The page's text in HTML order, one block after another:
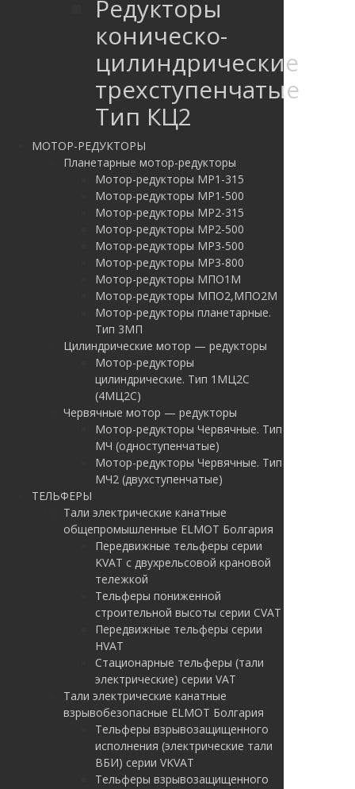
Редукторы
коническо-
цилиндрические
трехступенчатые
Тип КЦ2
МОТОР-РЕДУКТОРЫ
Планетарные мотор-редукторы
Мотор-редукторы МР1-315
Мотор-редукторы МР1-500
Мотор-редукторы МР2-315
Мотор-редукторы МР2-500
Мотор-редукторы МР3-500
Мотор-редукторы МР3-800
Мотор-редукторы МПО1М
Мотор-редукторы МПО2,МПО2М
Мотор-редукторы планетарные.
Тип 3МП
Цилиндрические мотор — редукторы
Мотор-редукторы
цилиндрические. Тип 1МЦ2С
(4МЦ2С)
Червячные мотор — редукторы
Мотор-редукторы Червячные. Тип
МЧ (одноступенчатые)
Мотор-редукторы Червячные. Тип
МЧ2 (двухступенчатые)
ТЕЛЬФЕРЫ
Тали электрические канатные
общепромышленные ELMOT Болгария
Передвижные тельферы серии
KVAT с двухрельсовой крановой
тележкой
Тельферы пониженной
строительной высоты серии CVAT
Передвижные тельферы серии
HVAT
Стационарные тельферы (тали
электрические) серии VAT
Тали электрические канатные
взрывобезопасные ELMOT Болгария
Тельферы взрывозащищенного
исполнения (электрические тали
ВБИ) серии VKVAT
Тельферы взрывозащищенного